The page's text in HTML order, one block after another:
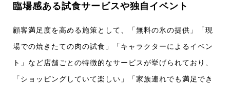
臨場感ある試食サービスや独自イベント
顧客満足度を高める施策として、「無料の氷の提供」「現
場での焼きたての肉の試食」「キャラクターによるイベン
ト」など店舗ごとの特徴的なサービスが挙げられており、
「ショッピングしていて楽しい」「家族連れでも満足でき